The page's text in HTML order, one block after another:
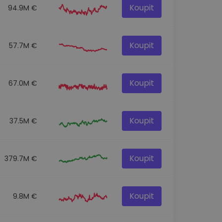
94.9M € Koupit
57.7M € Koupit
67.0M € Koupit
37.5M € Koupit
379.7M € Koupit
9.8M € Koupit